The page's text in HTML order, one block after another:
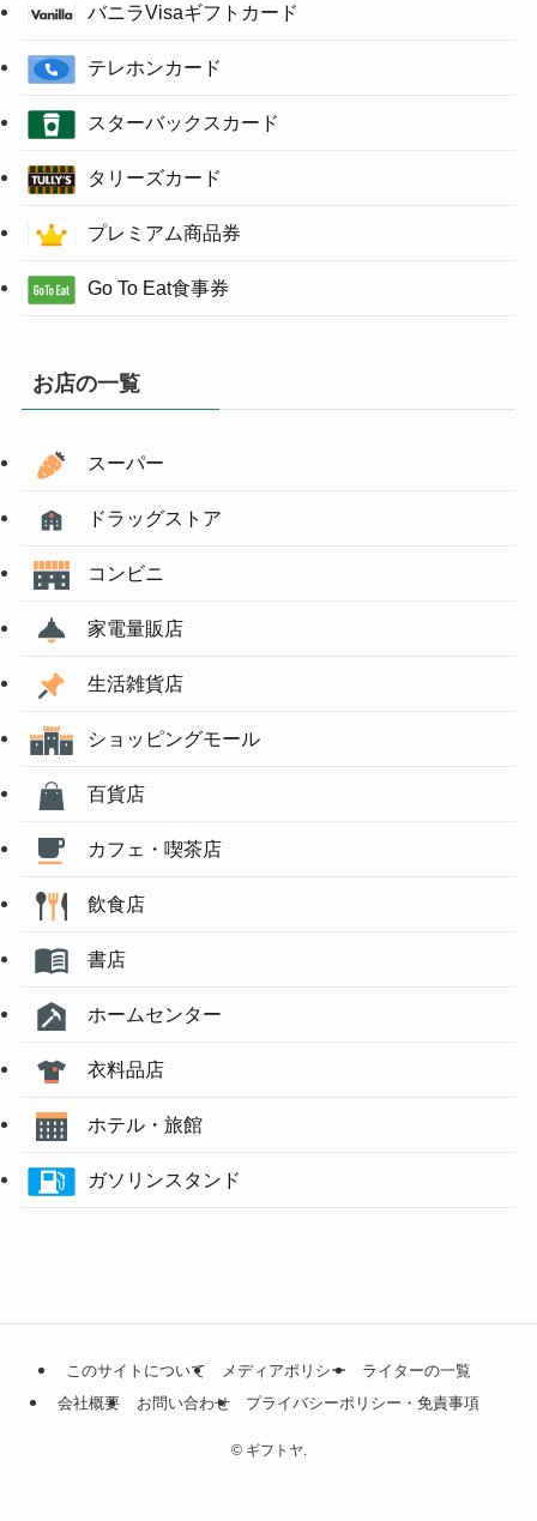
バニラVisaギフトカード
テレホンカード
スターバックスカード
タリーズカード
プレミアム商品券
Go To Eat食事券
お店の一覧
スーパー
ドラッグストア
コンビニ
家電量販店
生活雑貨店
ショッピングモール
百貨店
カフェ・喫茶店
飲食店
書店
ホームセンター
衣料品店
ホテル・旅館
ガソリンスタンド
このサイトについて メディアポリシー
ライターの一覧
会社概要
お問い合わせ プライバシーポリシー・免責事項
©ギフトヤ.